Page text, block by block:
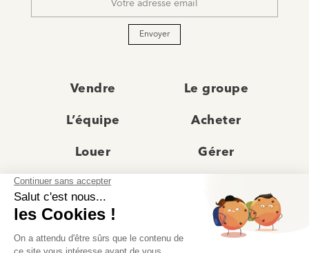
Envoyer
Vendre Le groupe
L’équipe Acheter
Louer Gérer
Actualités
Recrutement Avis clients
Prestige